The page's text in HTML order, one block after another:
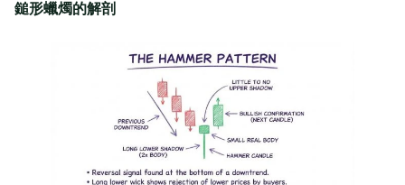
鎚形蠟燭的解剖